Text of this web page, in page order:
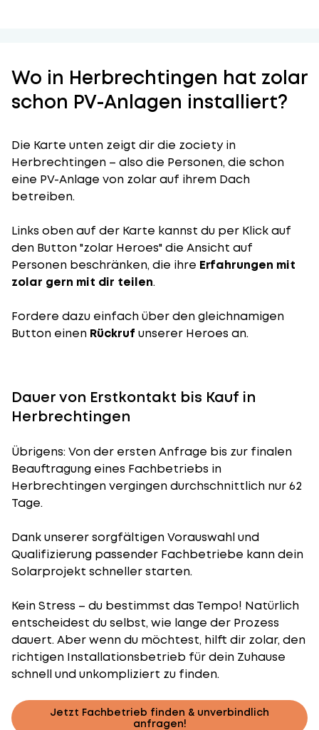
Wo in Herbrechtingen hat zolar
schon PV-Anlagen installiert?
Die Karte unten zeigt dir die zociety in
Herbrechtingen – also die Personen, die schon
eine PV-Anlage von zolar auf ihrem Dach
betreiben.
Links oben auf der Karte kannst du per Klick auf
den Button "zolar Heroes" die Ansicht auf
Personen beschränken, die ihre Erfahrungen mit
zolar gern mit dir teilen.
Fordere dazu einfach über den gleichnamigen
Button einen Rückruf unserer Heroes an.
Dauer von Erstkontakt bis Kauf in
Herbrechtingen
Übrigens: Von der ersten Anfrage bis zur finalen
Beauftragung eines Fachbetriebs in
Herbrechtingen vergingen durchschnittlich nur 62
Tage.
Dank unserer sorgfältigen Vorauswahl und
Qualifizierung passender Fachbetriebe kann dein
Solarprojekt schneller starten.
Kein Stress – du bestimmst das Tempo! Natürlich
entscheidest du selbst, wie lange der Prozess
dauert. Aber wenn du möchtest, hilft dir zolar, den
richtigen Installationsbetrieb für dein Zuhause
schnell und unkompliziert zu finden.
Jetzt Fachbetrieb finden & unverbindlich
anfragen!